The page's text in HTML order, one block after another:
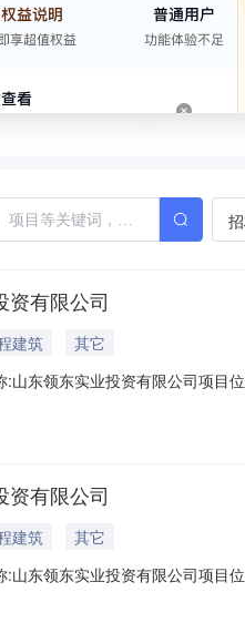
资有限公司
建筑
其它
:山东领东实业投资有限公司项目
上限:约定交地时间:2026-02-
资有限公司
建筑
其它
:山东领东实业投资有限公司项目
:1.600上限:2.000约定交地时间